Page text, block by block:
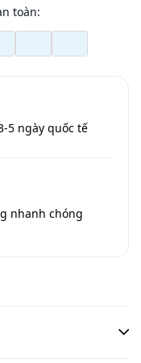
toàn:
5 ngày quốc tế
nhanh chóng